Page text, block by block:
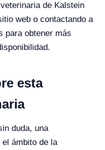
de Kalstein
web o contactando a
para obtener más
esta
duda, una
ámbito de la